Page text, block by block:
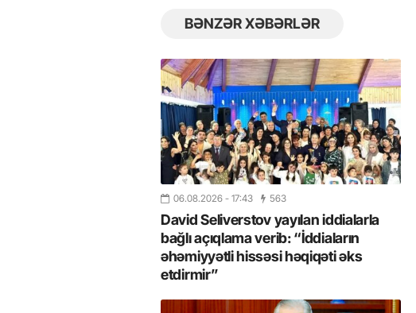
BƏNZƏR XƏBƏRLƏR
06.08.2026 - 17:43 563
David Seliverstov yayılan iddialarla
bağlı açıqlama verib: “İddiaların
əhəmiyyətli hissəsi həqiqəti əks
etdirmir”